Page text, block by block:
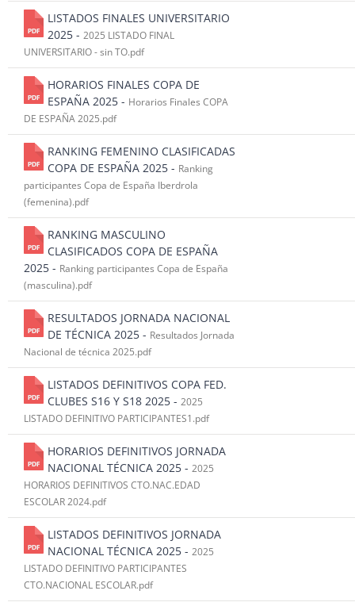
LISTADOS FINALES UNIVERSITARIO
2025 - 2025 LISTADO FINAL
UNIVERSITARIO - sin TO.pdf
HORARIOS FINALES COPA DE
ESPAÑA 2025 - Horarios Finales COPA
DE ESPAÑA 2025.pdf
RANKING FEMENINO CLASIFICADAS
COPA DE ESPAÑA 2025 - Ranking
participantes Copa de España Iberdrola
(femenina).pdf
RANKING MASCULINO
CLASIFICADOS COPA DE ESPAÑA
2025 - Ranking participantes Copa de España
(masculina).pdf
RESULTADOS JORNADA NACIONAL
DE TÉCNICA 2025 - Resultados Jornada
Nacional de técnica 2025.pdf
LISTADOS DEFINITIVOS COPA FED.
CLUBES S16 Y S18 2025 - 2025
LISTADO DEFINITIVO PARTICIPANTES1.pdf
HORARIOS DEFINITIVOS JORNADA
NACIONAL TÉCNICA 2025 - 2025
HORARIOS DEFINITIVOS CTO.NAC.EDAD
ESCOLAR 2024.pdf
LISTADOS DEFINITIVOS JORNADA
NACIONAL TÉCNICA 2025 - 2025
LISTADO DEFINITIVO PARTICIPANTES
CTO.NACIONAL ESCOLAR.pdf